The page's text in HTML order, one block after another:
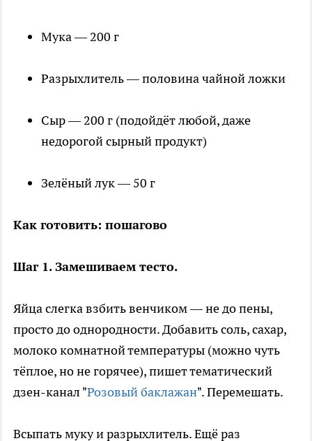
Мука — 200 г
Разрыхлитель — половина чайной ложки
Сыр — 200 г (подойдёт любой, даже
недорогой сырный продукт)
Зелёный лук — 50 г
Как готовить: пошагово
Шаг 1. Замешиваем тесто.
Яйца слегка взбить венчиком — не до пены,
просто до однородности. Добавить соль, сахар,
молоко комнатной температуры (можно чуть
тёплое, но не горячее), пишет тематический
дзен-канал "Розовый баклажан". Перемешать.
Всыпать муку и разрыхлитель. Ещё раз